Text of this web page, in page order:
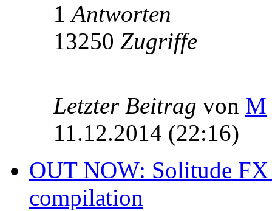
1Antworten
13250 Zugriffe
Letzter Beitrag von M
11.12.2014 (22:16)
OUT NOW: Solitude
compilation